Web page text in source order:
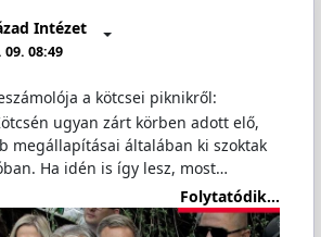
Intézet
09. 08:49
a kötcsei piknikről:
ugyan zárt körben adott elő,
megállapításai általában ki szoktak
Ha idén is így lesz, most…
Folytatódik...